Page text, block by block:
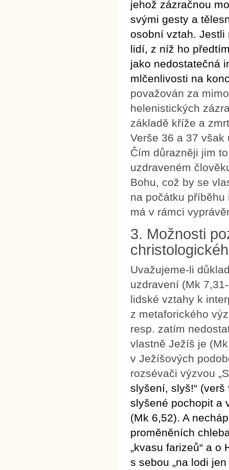
jehož zázračnou
svými gesty a
osobní vztah. Jestli
lidí, z níž ho
jako nedostatečná
mlčenlivosti na
považován za
helenistických
základě kříže a
Verše 36 a 37
Čím důrazněji jim
uzdraveném
Bohu, což by se
na počátku
má v rámci
3. Možnosti
Uvažujeme-li
uzdravení (Mk
lidské vztahy k
z metaforického
resp. zatím
vlastně Ježíš je
v Ježíšových
rozsévači výzvou
slyšení, slyš!“
slyšené pochopit a
(Mk 6,52). A
proměněních
„kvasu farizeů“ a
s sebou „na lodi